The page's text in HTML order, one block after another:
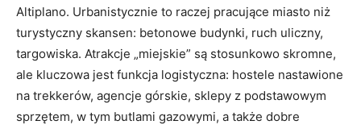
Altiplano. Urbanistycznie to raczej pracujące miasto niż
turystyczny skansen: betonowe budynki, ruch uliczny,
targowiska. Atrakcje „miejskie” są stosunkowo skromne,
ale kluczowa jest funkcja logistyczna: hostele nastawione
na trekkerów, agencje górskie, sklepy z podstawowym
sprzętem, w tym butlami gazowymi, a także dobre